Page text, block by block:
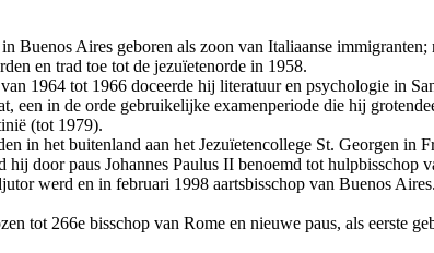
Aires geboren als zoon van Italiaanse
en trad toe tot de jezuïetenorde in 1958.
1964 tot 1966 doceerde hij literatuur en psychologie in
in de orde gebruikelijke examenperiode die hij
(tot 1979).
in het buitenland aan het Jezuïetencollege St. Georgen in
door paus Johannes Paulus II benoemd tot hulpbisschop
werd en in februari 1998 aartsbisschop van Buenos
266e bisschop van Rome en nieuwe paus, als eerste